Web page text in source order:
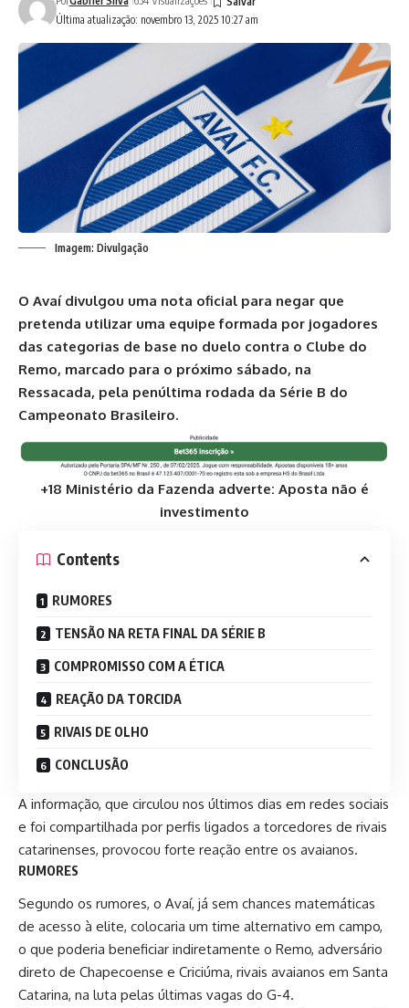
Última atualização: novembro 13, 2025 10:27 am
Imagem: Divulgação
O Avaí divulgou uma nota oficial para negar que
pretenda utilizar uma equipe formada por jogadores
das categorias de base no duelo contra o Clube do
Remo, marcado para o próximo sábado, na
Ressacada, pela penúltima rodada da Série B do
Campeonato Brasileiro.
+18 Ministério da Fazenda adverte: Aposta não é
investimento
Contents
RUMORES
TENSÃO NA RETA FINAL DA SÉRIE B
COMPROMISSO COM A ÉTICA
REAÇÃO DA TORCIDA
RIVAIS DE OLHO
CONCLUSÃO
A informação, que circulou nos últimos dias em redes sociais
e foi compartilhada por perfis ligados a torcedores de rivais
catarinenses, provocou forte reação entre os avaianos.
RUMORES
Segundo os rumores, o Avaí, já sem chances matemáticas
de acesso à elite, colocaria um time alternativo em campo,
o que poderia beneficiar indiretamente o Remo, adversário
direto de Chapecoense e Criciúma, rivais avaianos em Santa
Catarina, na luta pelas últimas vagas do G-4.